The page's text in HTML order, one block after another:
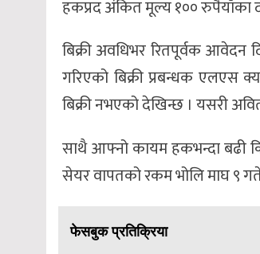
हकप्रद अंकित मूल्य १०० रुपैयाँका
बिक्री अवधिभर रितपूर्वक आवेदन
गरिएको बिक्री प्रबन्धक एलएस
बिक्री नभएको देखिन्छ । यसरी
साथै आफ्नो कायम हकभन्दा बढी
सेयर वापतको रकम भोलि माघ ९
फेसबुक प्रतिक्रिया